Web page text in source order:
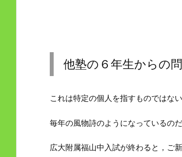
他塾の６年生からの
これは特定の個人を指すものではな
毎年の風物詩のようになっているのだ
広大附属福山中入試が終わると，ご